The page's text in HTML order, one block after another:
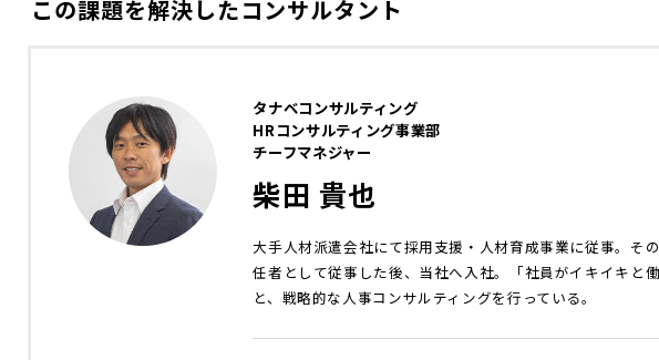
この課題を解決したコンサルタント
タナベコンサルティング
HRコンサルティング事業部
チーフマネジャー
柴田 貴也
大手人材派遣会社にて採用支援・人材育成事業に従事。そ
任者として従事した後、当社へ入社。「社員がイキイキと
と、戦略的な人事コンサルティングを行っている。